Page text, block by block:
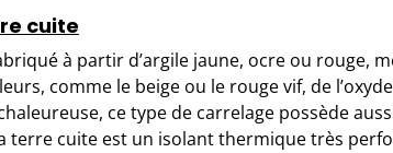
cuite
à partir d’argile jaune, ocre ou rouge,
comme le beige ou le rouge vif, de
ce type de carrelage possède
terre cuite est un isolant thermique très